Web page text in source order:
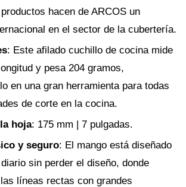
hacen de ARCOS un
en el sector de la cubertería.
: Este afilado cuchillo de cocina mide
y pesa 204 gramos,
en una gran herramienta para todas
de corte en la cocina.
hoja: 175 mm | 7 pulgadas.
y seguro: El mango está diseñado
sin perder el diseño, donde
líneas rectas con grandes